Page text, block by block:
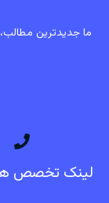
ما جدیدترین
لینک تخصص